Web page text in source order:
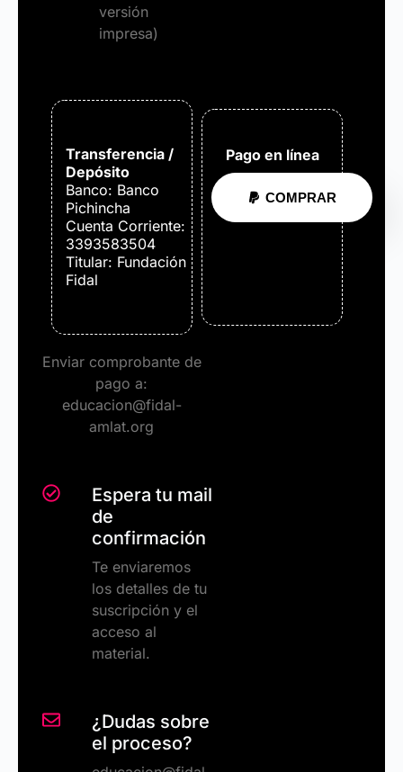
versión
impresa)
Transferencia /
Depósito
Banco: Banco
Pichincha
Cuenta Corriente:
3393583504
Titular: Fundación
Fidal
Pago en línea
COMPRAR
Enviar comprobante de
pago a:
educacion@fidal-
amlat.org
Espera tu mail
de
confirmación
Te enviaremos
los detalles de tu
suscripción y el
acceso al
material.
¿Dudas sobre
el proceso?